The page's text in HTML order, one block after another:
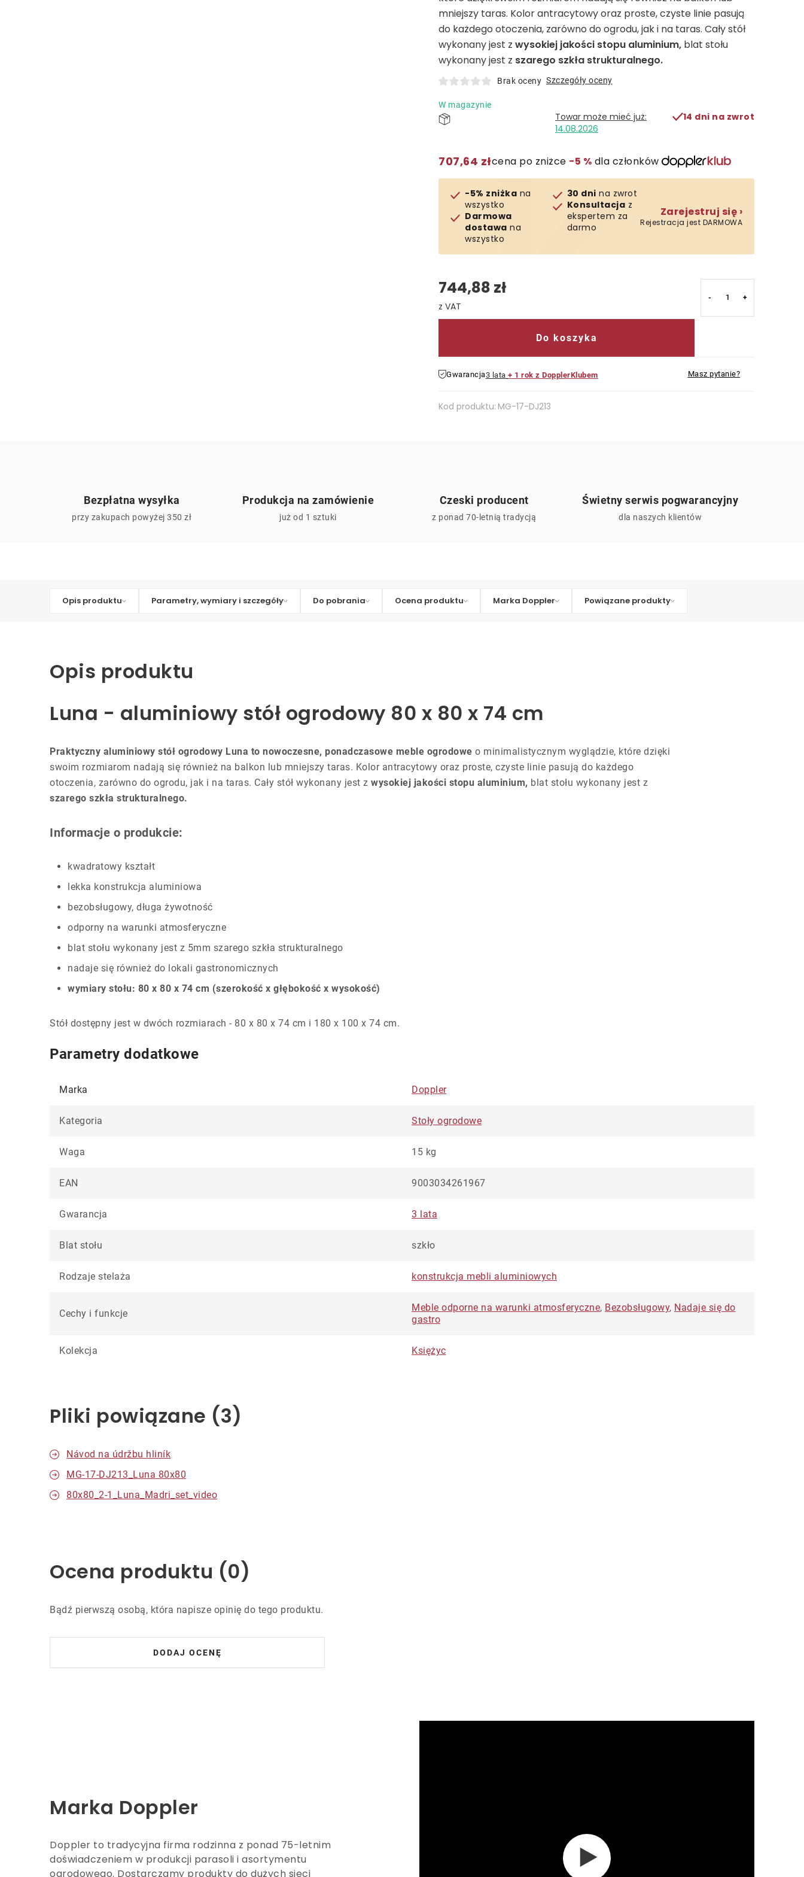
mniejszy taras. Kolor antracytowy oraz proste, czyste linie pasują
do każdego otoczenia, zarówno do ogrodu, jak i na taras. Cały stół
wykonany jest z wysokiej jakości stopu aluminium, blat stołu
wykonany jest z szarego szkła strukturalnego.
Brak oceny Szczegóły oceny
W magazynie
14.08.2026
14 dni na zwrot
707,64 złcena po zniżce −5 % dla członków
-5% zniżka na
wszystko
Darmowa
dostawa na
wszystko
30 dni na zwrot
Konsultacja z
ekspertem za
darmo
Zarejestruj się ›
Rejestracja jest DARMOWA
744,88 zł
Cena jednostkowa:
Do koszyka
Gwarancja3 lata + 1 rok z DopplerKlubem Masz pytanie?
Kod produktu: MG-17-DJ213
Bezpłatna wysyłka
przy zakupach powyżej 350 zł
Produkcja na zamówienie
już od 1 sztuki
Czeski producent
z ponad 70-letnią tradycją
Świetny serwis pogwarancyjny
dla naszych klientów
Opis produktu Parametry, wymiary i szczegóły Do pobrania Ocena produktu Marka Doppler Powiązane produkty
Opis produktu
Luna - aluminiowy stół ogrodowy 80 x 80 x 74 cm
Praktyczny aluminiowy stół ogrodowy Luna to nowoczesne, ponadczasowe meble ogrodowe o minimalistycznym wyglądzie, które dzięki
swoim rozmiarom nadają się również na balkon lub mniejszy taras. Kolor antracytowy oraz proste, czyste linie pasują do każdego
otoczenia, zarówno do ogrodu, jak i na taras. Cały stół wykonany jest z wysokiej jakości stopu aluminium, blat stołu wykonany jest z
szarego szkła strukturalnego.
Informacje o produkcie:
kwadratowy kształt
lekka konstrukcja aluminiowa
bezobsługowy, długa żywotność
odporny na warunki atmosferyczne
blat stołu wykonany jest z 5mm szarego szkła strukturalnego
nadaje się również do lokali gastronomicznych
wymiary stołu: 80 x 80 x 74 cm (szerokość x głębokość x wysokość)
Stół dostępny jest w dwóch rozmiarach - 80 x 80 x 74 cm i 180 x 100 x 74 cm.
Parametry dodatkowe
Marka Doppler
Kategoria Stoły ogrodowe
Waga 15 kg
EAN 9003034261967
Gwarancja 3 lata
Blat stołu szkło
Rodzaje stelaża konstrukcja mebli aluminiowych
Cechy i funkcje
Meble odporne na warunki atmosferyczne, Bezobsługowy, Nadaje się do
gastro
Kolekcja Księżyc
Pliki powiązane (3)
Návod na údržbu hliník
MG-17-DJ213_Luna 80x80
80x80_2-1_Luna_Madri_set_video
Ocena produktu (0)
Bądź pierwszą osobą, która napisze opinię do tego produktu.
DODAJ OCENĘ
Marka Doppler
Doppler to tradycyjna firma rodzinna z ponad 75-letnim
doświadczeniem w produkcji parasoli i asortymentu
ogrodowego. Dostarczamy produkty do dużych sieci